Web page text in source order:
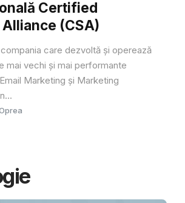
Certified
(CSA)
care dezvoltă și operează
mai vechi și mai performante
Marketing și Marketing